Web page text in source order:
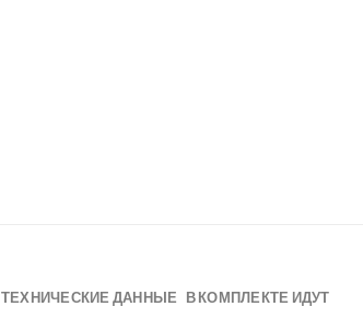
ТЕХНИЧЕСКИЕ ДАННЫЕ В КОМПЛЕКТЕ ИДУТ